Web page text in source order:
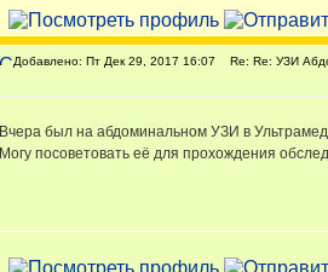
Добавлено: Пт Дек 29, 2017 16:07 Re: Re: УЗИ
Вчера был на абдоминальном УЗИ в
Могу посоветовать её для прохождения